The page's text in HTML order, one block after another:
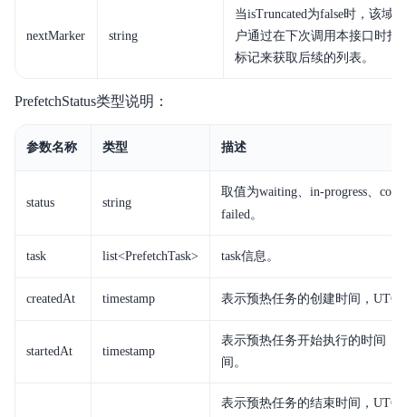
nextMarker string
当isTruncated为false时，该域
户通过在下次调用本接口时指
标记来获取后续的列表。
PrefetchStatus类型说明：
参数名称 类型 描述
status string
取值为waiting、 in-progress、
failed。
task list<PrefetchTask> task信息。
createdAt timestamp 表示预热任务的创建时间，UTC
startedAt timestamp
表示预热任务开始执行的时间，
间。
表示预热任务的结束时间，UTC